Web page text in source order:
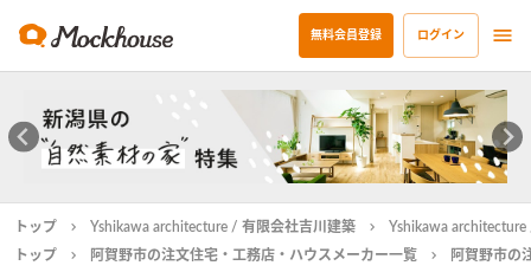
無料会員登録 ログイン
トップ Yshikawa architecture / 有限会社吉川建築
Yshikawa
トップ
阿賀野市の注文住宅・工務店・ハウスメーカー一覧 阿賀野市の